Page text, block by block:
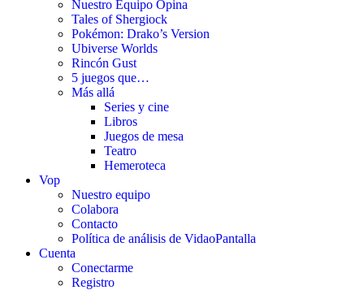
Nuestro Equipo Opina
Tales of Shergiock
Pokémon: Drako’s Version
Ubiverse Worlds
Rincón Gust
5 juegos que…
Más allá
Series y cine
Libros
Juegos de mesa
Teatro
Hemeroteca
Vop
Nuestro equipo
Colabora
Contacto
Política de análisis de VidaoPantalla
Cuenta
Conectarme
Registro